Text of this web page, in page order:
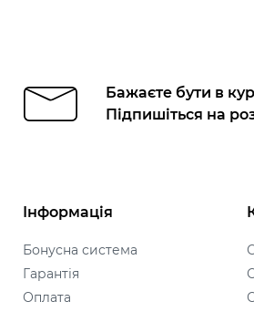
Бажаєте бути в
Підпишіться на
Інформація
Бонусна система
Гарантія
Оплата